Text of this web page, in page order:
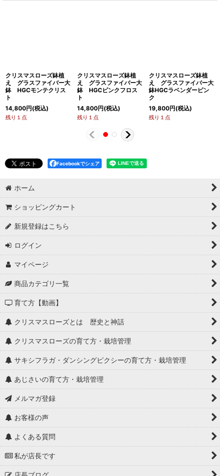
クリスマスローズ鉢植
え グラスファイバー大
鉢 HGCモンテクリス
ト
14,800円(税込)
残り１点
クリスマスローズ鉢植
え グラスファイバー大
鉢 HGCピンクフロス
ト
14,800円(税込)
残り１点
クリスマスローズ鉢植
え グラスファイバー大
鉢HGCラベンダーピン
ク
19,800円(税込)
残り１点
Facebookでシェア
ホーム
ショッピングカート
新規登録はこちら
ログイン
マイページ
商品カテゴリ一覧
育て方【動画】
クリスマスローズとは 歴史と神話
クリスマスローズの育て方・栽培管理
サキシフラガ・ダンシングピクシーの育て方・栽培管理
あじさいの育て方・栽培管理
メルマガ登録
お客様の声
よくある質問
私が店長です